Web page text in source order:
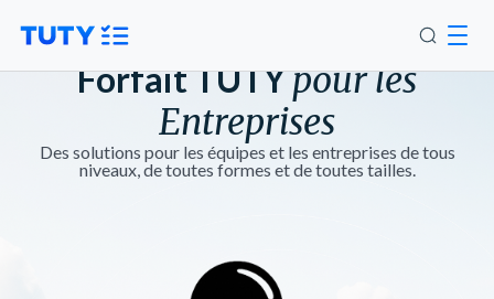
Forfait TUTYpour les
Entreprises
Des solutions pour les équipes et les entreprises de tous
niveaux, de toutes formes et de toutes tailles.